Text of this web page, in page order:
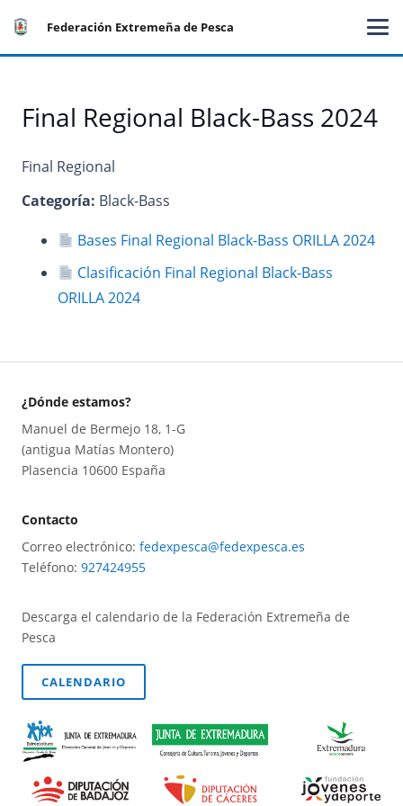
Federación Extremeña de Pesca
Final Regional Black-Bass 2024
Final Regional
Categoría: Black-Bass
Bases Final Regional Black-Bass ORILLA 2024
Clasificación Final Regional Black-Bass
ORILLA 2024
¿Dónde estamos?
Manuel de Bermejo 18, 1-G
(antigua Matías Montero)
Plasencia 10600 España
Contacto
Correo electrónico: fedexpesca@fedexpesca.es
Teléfono: 927424955
Descarga el calendario de la Federación Extremeña de
Pesca
CALENDARIO